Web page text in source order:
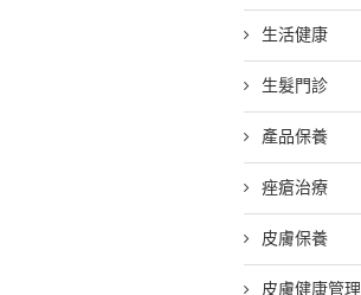
生活健康
生髮門診
產品保養
痤瘡治療
皮膚保養
皮膚健康管理